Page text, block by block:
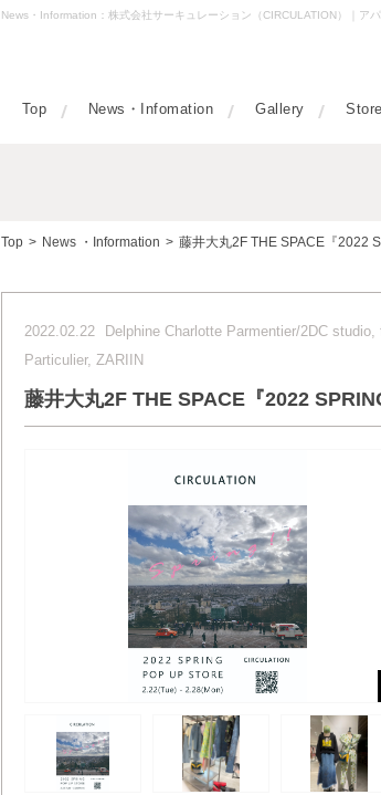
News・Information：株式会社サーキュレーション（CIRCULATION）｜ア
Top News・Infomation Gallery Store
Top > News ・Information > 藤井大丸2F THE SPACE『2022
2022.02.22
Delphine Charlotte Parmentier/2DC
Particulier, ZARIIN
藤井大丸2F THE SPACE『2022